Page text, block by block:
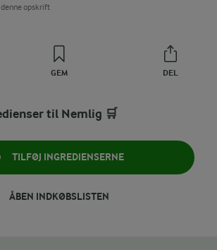
opskrift
GEM DEL
til Nemlig 🛒
TILFØJ INGREDIENSERNE
ÅBEN INDKØBSLISTEN